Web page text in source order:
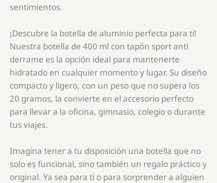
sentimientos.
¡Descubre la botella de aluminio perfecta para ti!
Nuestra botella de 400 ml con tapón sport anti
derrame es la opción ideal para mantenerte
hidratado en cualquier momento y lugar. Su diseño
compacto y ligero, con un peso que no supera los
20 gramos, la convierte en el accesorio perfecto
para llevar a la oficina, gimnasio, colegio o durante
tus viajes.
Imagina tener a tu disposición una botella que no
solo es funcional, sino también un regalo práctico y
original. Ya sea para ti o para sorprender a alguien